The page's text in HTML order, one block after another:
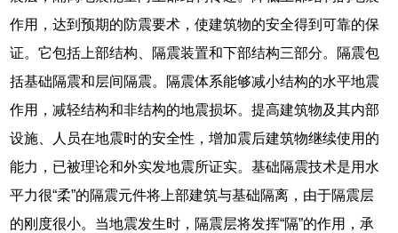
作用，达到预期的防震要术，使建筑物的安全得到可靠的保
证。它包括上部结构、隔震装置和下部结构三部分。隔震包
括基础隔震和层间隔震。隔震体系能够减小结构的水平地震
作用，减轻结构和非结构的地震损坏。提高建筑物及其内部
设施、人员在地震时的安全性，增加震后建筑物继续使用的
能力，已被理论和外实发地震所证实。基础隔震技术是用水
平力很“柔”的隔震元件将上部建筑与基础隔离，由于隔震层
的刚度很小。当地震发生时，隔震层将发挥“隔”的作用，承